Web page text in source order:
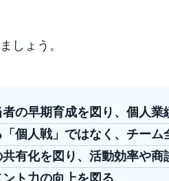
しょう。
の早期育成を図り、個人業
個人戦」ではなく、チー
有化を図り、活動効率や商
ト力の向上を図る